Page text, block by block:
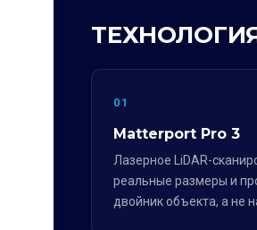
01
Matterport Pro 3
Лазерное LiDAR-
реальные размеры и
двойник объекта, а не